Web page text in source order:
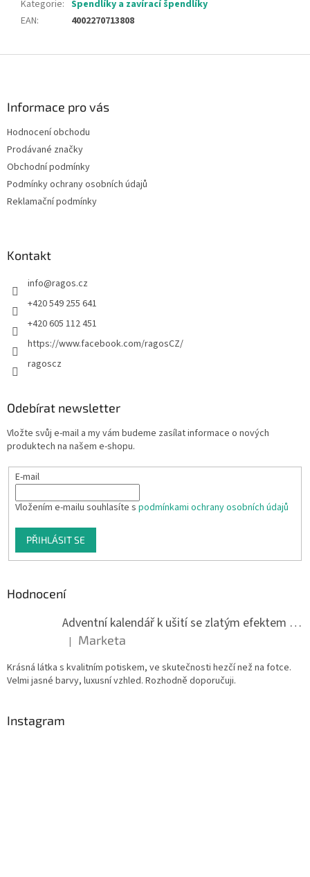
Kategorie: Špendlíky a zavírací špendlíky
EAN: 4002270713808
Informace pro vás
Hodnocení obchodu
Prodávané značky
Obchodní podmínky
Podmínky ochrany osobních údajů
Reklamační podmínky
Kontakt
info@ragos.cz
+420 549 255 641
+420 605 112 451
https://www.facebook.com/ragosCZ/
ragoscz
Odebírat newsletter
Vložte svůj e-mail a my vám budeme zasílat informace o nových
produktech na našem e-shopu.
E-mail
Vložením e-mailu souhlasíte s podmínkami ochrany osobních údajů
PŘIHLÁSIT SE
Hodnocení
Adventní kalendář k ušití se zlatým efektem 042Q
Hodnocení produktu je 5 z 5 hvězdiček.
| Marketa
Krásná látka s kvalitním potiskem, ve skutečnosti hezčí než na fotce.
Velmi jasné barvy, luxusní vzhled. Rozhodně doporučuji.
Instagram